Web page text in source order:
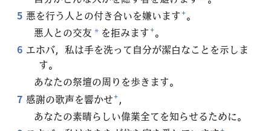
5 悪を行う人との付き合いを嫌います+。
悪人との交友 * を拒みます+。
6 エホバ，私は手を洗って自分が潔白なことを示しま
す。
あなたの祭壇の周りを歩きます。
7 感謝の歌声を響かせ+，
あなたの素晴らしい偉業全てを知らせるために。